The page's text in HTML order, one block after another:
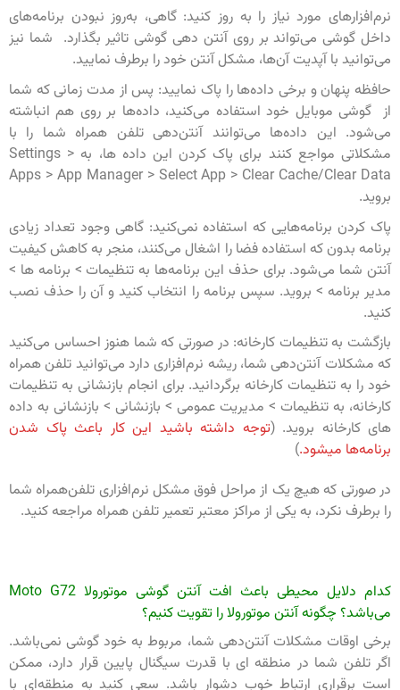
نرم‌افزارهای مورد نیاز را به روز کنید: گاهی، به‌روز نبودن برنامه‌های
داخل گوشی می‌تواند بر روی آنتن دهی گوشی تاثیر بگذارد. شما نیز
می‌توانید با آپدیت آن‌ها، مشکل آنتن خود را برطرف نمایید.
حافظه پنهان و برخی داده‌ها را پاک نمایید: پس از مدت زمانی که شما
از گوشی موبایل خود استفاده می‌کنید، داده‌ها بر روی هم انباشته
می‌شود. این داده‌ها می‌توانند آنتن‌دهی تلفن همراه شما را با
مشکلاتی مواجع کنند برای پاک کردن این داده ها، به Settings >
Apps > App Manager > Select App > Clear Cache/Clear Data
بروید.
پاک کردن برنامه‌هایی که استفاده نمی‌کنید: گاهی وجود تعداد زیادی
برنامه بدون که استفاده فضا را اشغال می‌کنند، منجر به کاهش کیفیت
آنتن شما می‌شود. برای حذف این برنامه‌ها به تنظیمات > برنامه ها >
مدیر برنامه > بروید. سپس برنامه را انتخاب کنید و آن را حذف نصب
کنید.
بازگشت به تنظیمات کارخانه: در صورتی که شما هنوز احساس می‌کنید
که مشکلات آنتن‌دهی شما، ریشه نرم‌افزاری دارد می‌توانید تلفن همراه
خود را به تنظیمات کارخانه برگردانید. برای انجام بازنشانی به تنظیمات
کارخانه، به تنظیمات > مدیریت عمومی > بازنشانی > بازنشانی به داده
های کارخانه بروید. (توجه داشته باشید این کار باعث پاک شدن
برنامه‌ها میشود.)
در صورتی که هیچ یک از مراحل فوق مشکل نرم‌افزاری تلفن‌همراه شما
را برطرف نکرد، به یکی از مراکز معتبر تعمیر تلفن همراه مراجعه کنید.
کدام دلایل محیطی باعث افت آنتن گوشی موتورولا Moto G72
می‌باشد؟ چگونه آنتن موتورولا را تقویت کنیم؟
برخی اوقات مشکلات آنتن‌دهی شما، مربوط به خود گوشی نمی‌باشد.
اگر تلفن شما در منطقه ای با قدرت سیگنال پایین قرار دارد، ممکن
است برقراری ارتباط خوب دشوار باشد. سعی کنید به منطقه‌ای با